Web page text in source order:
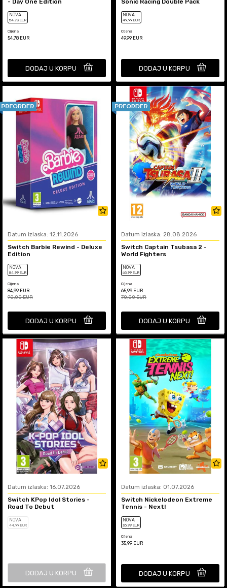
- Day One Edition
NOVA
54,78 EUR
Cijena
54,78 EUR
DODAJ U KORPU
Sonic Racing Double Pack
NOVA
49,99 EUR
Cijena
49,99 EUR
DODAJ U KORPU
Datum izlaska: 12.11.2026
Switch Barbie Rewind - Deluxe
Edition
NOVA
84,99 EUR
Cijena
84,99 EUR
90,00EUR
DODAJ U KORPU
Datum izlaska: 28.08.2026
Switch Captain Tsubasa 2 -
World Fighters
NOVA
65,99 EUR
Cijena
65,99 EUR
70,00EUR
DODAJ U KORPU
Datum izlaska: 16.07.2026
Switch KPop Idol Stories -
Road To Debut
NOVA
44,99 EUR
DODAJ U KORPU
Datum izlaska: 01.07.2026
Switch Nickelodeon Extreme
Tennis - Next!
NOVA
35,99 EUR
Cijena
35,99 EUR
DODAJ U KORPU